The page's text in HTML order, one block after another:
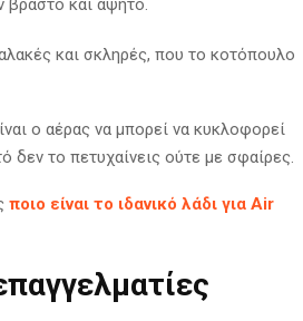
και σκληρές, που το κοτόπουλο
ο αέρας να μπορεί να κυκλοφορεί
το πετυχαίνεις ούτε με σφαίρες.
ποιο είναι το ιδανικό λάδι για Air